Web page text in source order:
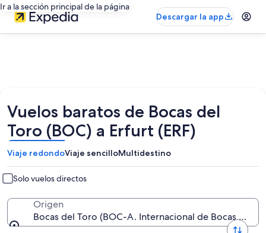
Ir a la sección principal de la página
Descargar la app
Vuelos baratos de Bocas del
Toro (BOC) a Erfurt (ERF)
Viaje redondoViaje sencilloMultidestino
Solo vuelos directos
Origen
Bocas del Toro (BOC-A. Internacional de Bocas del